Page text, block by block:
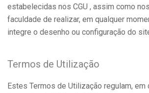
estabelecidas nos CGU , assim como
faculdade de realizar, em qualquer
integre o desenho ou configuração do
Termos de Utilização
Estes Termos de Utilização regulam,